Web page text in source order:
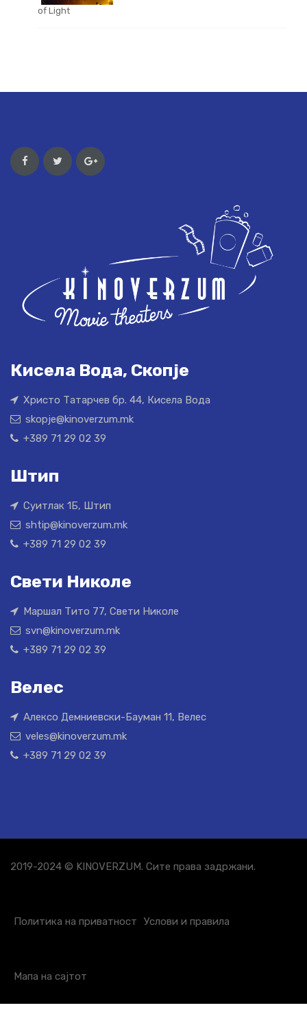
of Light
Кисела Вода, Скопје
Христо Татарчев бр. 44, Кисела Вода
skopje@kinoverzum.mk
+389 71 29 02 39
Штип
Суитлак 1Б, Штип
shtip@kinoverzum.mk
+389 71 29 02 39
Свети Николе
Маршал Тито 77, Свети Николе
svn@kinoverzum.mk
+389 71 29 02 39
Велес
Алексо Демниевски-Бауман 11, Велес
veles@kinoverzum.mk
+389 71 29 02 39
2019-2024 © KINOVERZUM. Сите права задржани.
Политика на приватност Услови и правила
Мапа на сајтот